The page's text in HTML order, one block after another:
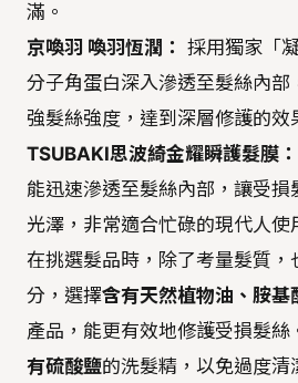
滿。
京喚羽 喚羽恆潤： 採用獨家「
分子角蛋白深入滲透至髮絲內部
強髮絲強度，達到深層修護的效
TSUBAKI思波綺金耀瞬護髮膜：
能迅速滲透至髮絲內部，讓受
光澤，非常適合忙碌的現代人使
在挑選髮品時，除了考量髮質，
分，選擇含有天然植物油、胺基
產品，能更有效地修護受損髮絲
有硫酸鹽的洗髮精，以免過度清